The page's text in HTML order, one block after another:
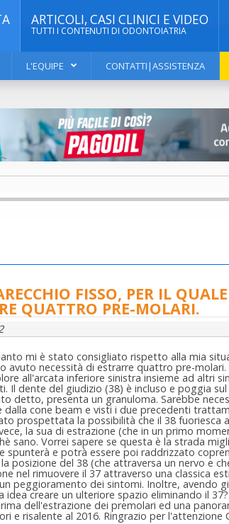
ARTICOLI, CASI CLINICI E VIDEO
TUTTI I CONTENUTI DI ODONTOIATRIA
L'EQUIPE CONTATTI|ASSISTENZA
FISSO, PER IL
QUATTRO PRE-MOLARI.
mi è stato consigliato rispetto alla mia
avuto necessità di estrarre quattro pre-
all'arcata inferiore sinistra insieme ad altri
Il dente del giudizio (38) è incluso e poggia sul
detto, presenta un granuloma. Sarebbe
dalla cone beam e visti i due precedenti
prospettata la possibilità che il 38 fuoriesca
la sua di estrazione (che in un primo
sano. Vorrei sapere se questa è la strada
e potrà essere poi raddrizzato
posizione del 38 (che attraversa un nervo e
nel rimuovere il 37 attraverso una classica
peggioramento dei sintomi. Inoltre, avendo
creare un ulteriore spazio eliminando il
dell'estrazione dei premolari ed una
e risalente al 2016. Ringrazio per l'attenzione